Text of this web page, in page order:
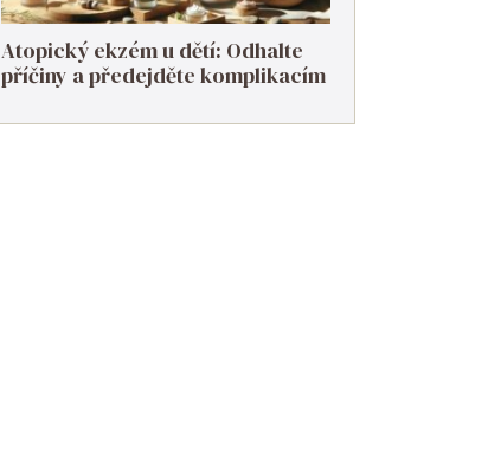
Atopický ekzém u dětí: Odhalte
příčiny a předejděte komplikacím